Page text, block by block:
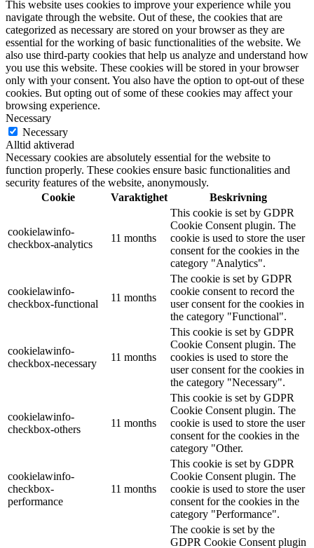
This website uses cookies to improve your experience while you
navigate through the website. Out of these, the cookies that are
categorized as necessary are stored on your browser as they are
essential for the working of basic functionalities of the website. We
also use third-party cookies that help us analyze and understand how
you use this website. These cookies will be stored in your browser
only with your consent. You also have the option to opt-out of these
cookies. But opting out of some of these cookies may affect your
browsing experience.
Necessary
Necessary
Alltid aktiverad
Necessary cookies are absolutely essential for the website to
function properly. These cookies ensure basic functionalities and
security features of the website, anonymously.
Cookie
Varaktighet Beskrivning
cookielawinfo-
checkbox-analytics
11 months
This cookie is set by GDPR
Cookie Consent plugin. The
cookie is used to store the user
consent for the cookies in the
category "Analytics".
cookielawinfo-
checkbox-functional
11 months
The cookie is set by GDPR
cookie consent to record the
user consent for the cookies in
the category "Functional".
cookielawinfo-
checkbox-necessary
11 months
This cookie is set by GDPR
Cookie Consent plugin. The
cookies is used to store the
user consent for the cookies in
the category "Necessary".
cookielawinfo-
checkbox-others
11 months
This cookie is set by GDPR
Cookie Consent plugin. The
cookie is used to store the user
consent for the cookies in the
category "Other.
cookielawinfo-
checkbox-
performance
11 months
This cookie is set by GDPR
Cookie Consent plugin. The
cookie is used to store the user
consent for the cookies in the
category "Performance".
The cookie is set by the
GDPR Cookie Consent plugin